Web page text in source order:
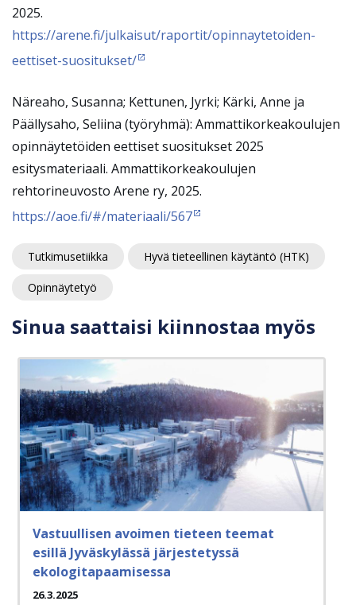
2025.
https://arene.fi/julkaisut/raportit/opinnaytetoiden-
eettiset-suositukset/
Näreaho, Susanna; Kettunen, Jyrki; Kärki, Anne ja
Päällysaho, Seliina (työryhmä): Ammattikorkeakoulujen
opinnäytetöiden eettiset suositukset 2025
esitysmateriaali. Ammattikorkeakoulujen
rehtorineuvosto Arene ry, 2025.
https://aoe.fi/#/materiaali/567
Tutkimusetiikka Hyvä tieteellinen käytäntö (HTK)
Opinnäytetyö
Sinua saattaisi kiinnostaa myös
Vastuullisen avoimen tieteen teemat
esillä Jyväskylässä järjestetyssä
ekologitapaamisessa
26.3.2025